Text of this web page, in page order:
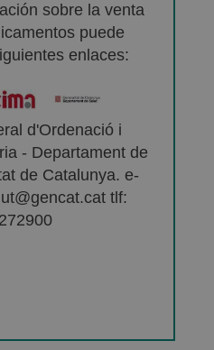
sobre la venta
puede
enlaces:
d'Ordenació i
- Departament de
de Catalunya. e-
tlf: